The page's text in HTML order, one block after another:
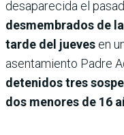
desaparecida el
desmembrados de
tarde del jueves en
asentamiento Padre
detenidos tres
dos menores de 16